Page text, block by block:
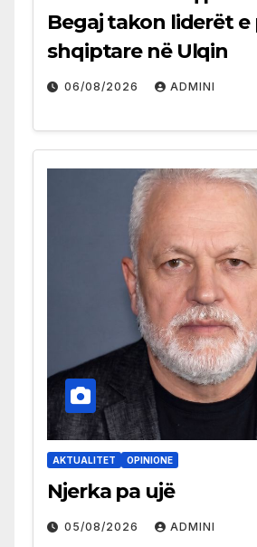
Begaj takon liderët e
shqiptare në Ulqin
06/08/2026 ADMINI
AKTUALITET OPINIONE
Njerka pa ujë
05/08/2026 ADMINI